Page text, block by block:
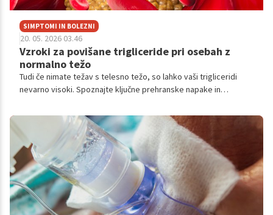
SIMPTOMI IN BOLEZNI
20. 05. 2026 03.46
Vzroki za povišane trigliceride pri osebah z
normalno težo
Tudi če nimate težav s telesno težo, so lahko vaši trigliceridi
nevarno visoki. Spoznajte ključne prehranske napake in